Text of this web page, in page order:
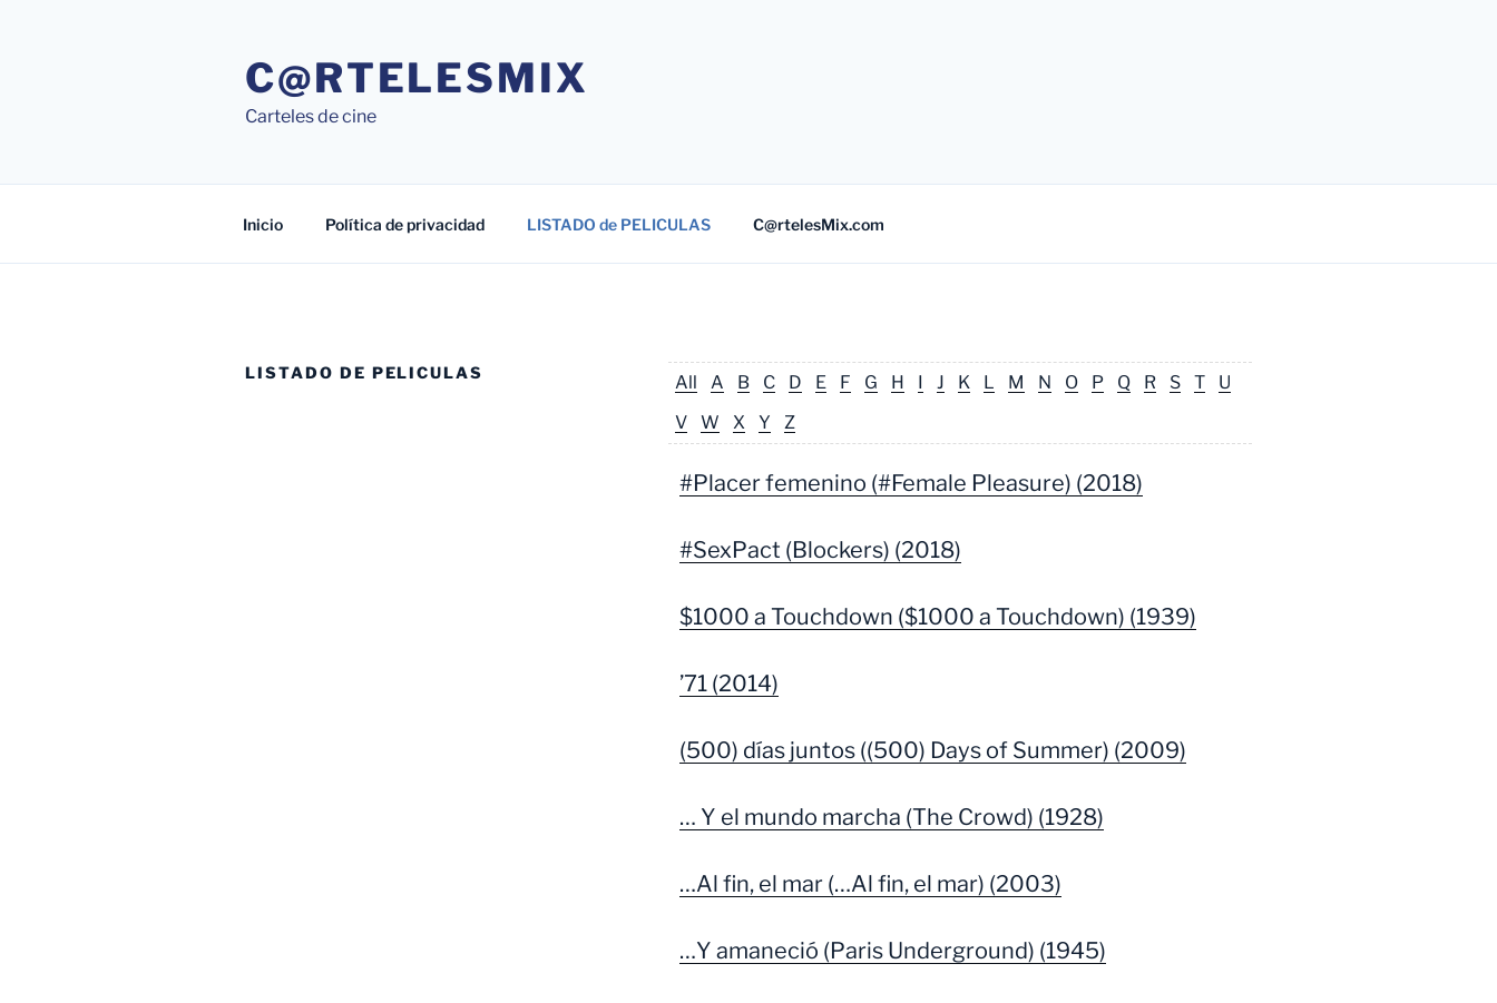
C@RTELESMIX
Carteles de cine
Inicio Política de privacidad LISTADO de PELICULAS C@rtelesMix.com
LISTADO DE PELICULAS All A B C D E F G H I J K L M N O P Q R S T
U
V
W X Y Z
#Placer femenino (#Female Pleasure) (2018)
#SexPact (Blockers) (2018)
$1000 a Touchdown ($1000 a Touchdown) (1939)
’71 (2014)
(500) días juntos ((500) Days of Summer) (2009)
… Y el mundo marcha (The Crowd) (1928)
…Al fin, el mar (…Al fin, el mar) (2003)
…Y amaneció (Paris Underground) (1945)